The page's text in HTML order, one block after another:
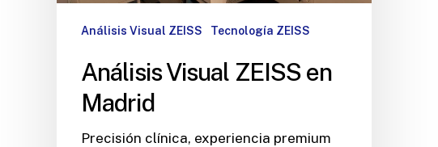
Análisis Visual ZEISS Tecnología ZEISS
Análisis Visual ZEISS en
Madrid
Precisión clínica, experiencia premium